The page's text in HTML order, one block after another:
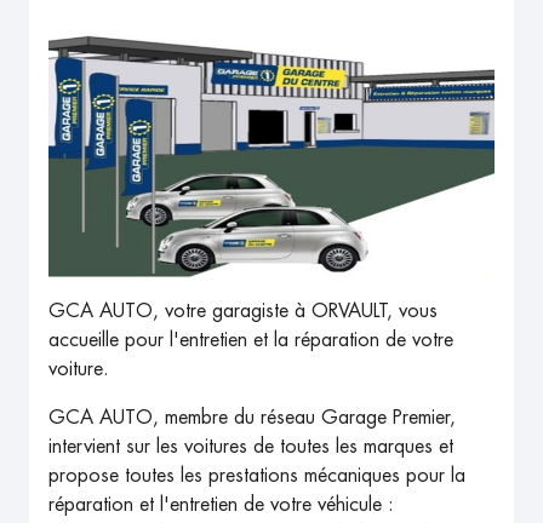
GCA AUTO, votre garagiste à ORVAULT, vous
accueille pour l'entretien et la réparation de votre
voiture.
GCA AUTO, membre du réseau Garage Premier,
intervient sur les voitures de toutes les marques et
propose toutes les prestations mécaniques pour la
réparation et l'entretien de votre véhicule :